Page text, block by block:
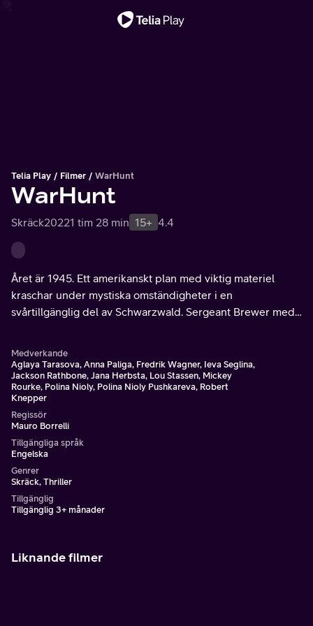
Telia Play Filmer WarHunt
WarHunt
Skräck20221 tim 28 min 15+ 4.4
Året är 1945. Ett amerikanskt plan med viktig materiel
kraschar under mystiska omständigheter i en
svårtillgänglig del av Schwarzwald. Sergeant Brewer med
Medverkande
Aglaya Tarasova, Anna Paliga, Fredrik Wagner, Ieva Seglina,
Jackson Rathbone, Jana Herbsta, Lou Stassen, Mickey
Rourke, Polina Nioly, Polina Nioly Pushkareva, Robert
Knepper
Regissör
Mauro Borrelli
Tillgängliga språk
Engelska
Genrer
Skräck, Thriller
Tillgänglig
Tillgänglig 3+ månader
Liknande filmer